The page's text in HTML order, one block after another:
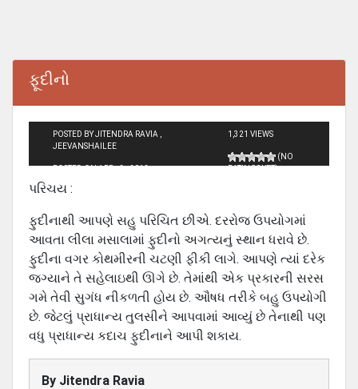
ફૂદીનો
POSTED BY JITENDRA RAVIA ,
JEEVANSHAILEE
POSTED ON APR - 2 - 2012
1,321 VIEWS
(NO
RATINGS YET)
પરિચય :
ફુદીનાથી આપણે સહુ પરિચિત છીએ. દરરોજ ઉપયોગમાં
આવતા લીલા મસાલામાં ફુદીનો અગત્‍યનું સ્‍થાન ધરાવે છે.
ફુદીના વગર કોથમીરની ચટણી ફીકી લાગે. આપણે ત્‍યાં દરેક
જગ્‍યાને તે સહેલાઇથી ઊગે છે. તેમાંથી એક પ્રકારની સરસ
ગમે તેવી સુગંધ નીકળતી હોય છે. ઔષધ તરીકે બહુ ઉપયોગી
છે. જેટલું પ્રાધાન્‍ય તુલસીને આપવામાં આવ્‍યું છે તેનાથી પણ
વધુ પ્રાધાન્‍ય કદાચ ફુદીનાને આપી શકાય.
By Jitendra Ravia